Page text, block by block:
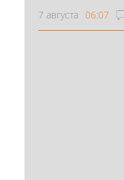
7 августа 06:07